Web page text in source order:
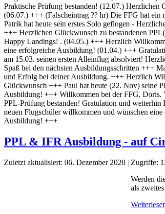
PPL & IFR Ausbildung - auf
Zuletzt aktualisiert: 06. Dezember 2020 | Zugriffe:
Werden
als